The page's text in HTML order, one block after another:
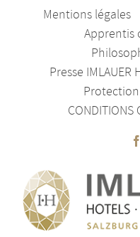
Mentions légales
Apprentis
Presse
CONDITIONS